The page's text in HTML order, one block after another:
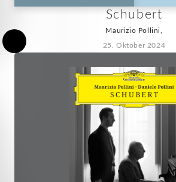
Schubert
Maurizio Pollini,
25. Oktober 2024